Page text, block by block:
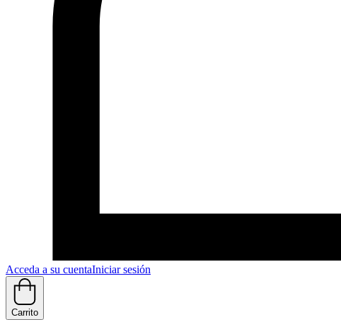
Acceda a su cuentaIniciar sesión
Carrito